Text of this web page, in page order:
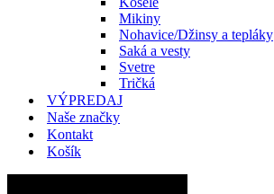
Mikiny
Nohavice/Džinsy a tepláky
Saká a vesty
Svetre
Tričká
VÝPREDAJ
Naše značky
Kontakt
Košík